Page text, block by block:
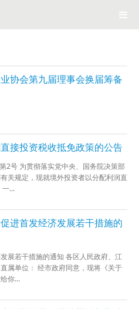
协会第九届理事会换届筹备
接投资税收抵免政策的公告
2号 为贯彻落实党中央、国务院决策部
关规定，现就境外投资者以分配利润直
一...
进首发经济发展若干措施的
展若干措施的通知 各区人民政府、江
属单位： 经市政府同意，现将《关于
你...